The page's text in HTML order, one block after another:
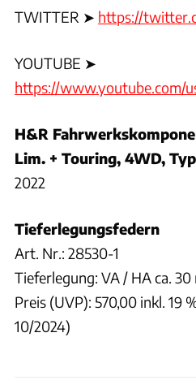
TWITTER ➤ https://
YOUTUBE ➤
https://www.youtube.com/
H&R
Lim. + Touring, 4WD, Typ
2022
Tieferlegungsfedern
Art. Nr.: 28530-1
Tieferlegung: VA / HA ca. 30
Preis (UVP): 570,00 inkl. 19
10/2024)